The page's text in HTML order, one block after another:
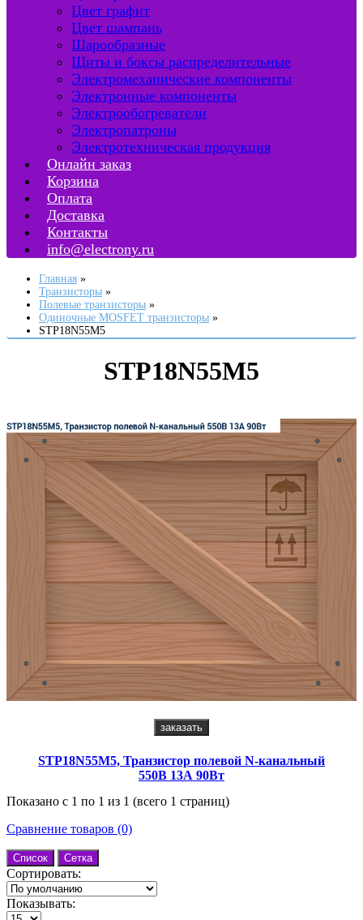
Цвет графит
Цвет шампань
Шарообразные
Щиты и боксы распределительные
Электромеханические компоненты
Электронные компоненты
Электрообогреватели
Электропатроны
Электротехническая продукция
Онлайн заказ
Корзина
Оплата
Доставка
Контакты
info@electrony.ru
Главная
Транзисторы
Полевые транзисторы
Одиночные MOSFET транзисторы
STP18N55M5
STP18N55M5
заказать
STP18N55M5, Транзистор полевой N-канальный
550В 13А 90Вт
Показано с 1 по 1 из 1 (всего 1 страниц)
Сравнение товаров (0)
Список Сетка
Сортировать:
Показывать: